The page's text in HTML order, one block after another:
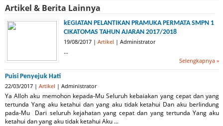
Artikel & Berita Lainnya
kEGIATAN PELANTIKAN PRAMUKA PERMATA SMPN 1
CIKATOMAS TAHUN AJARAN 2017/2018
19/08/2017 | Artikel | Administrator
...
Selengkapnya »
Puisi Penyejuk Hati
22/03/2017 | Artikel | Administrator
Ya Alloh aku memohon kepada-Mu Seluruh kebaiakan yang cepat dan yang
tertunda Yang aku ketahui dan yang aku tidak ketahui Dan aku berlindung
pada-Mu Dari seluruh kejahatan yang cepat dan yang tertunda Yang aku
ketahui dan yang aku tidak ketahui Aku ...